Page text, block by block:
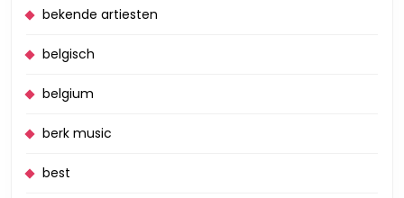
bekende artiesten
belgisch
belgium
berk music
best